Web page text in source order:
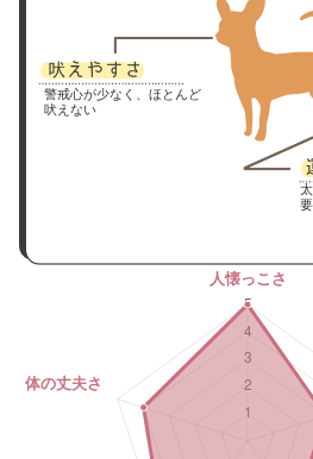
警戒心が少なく、ほとんど
吠えない
要